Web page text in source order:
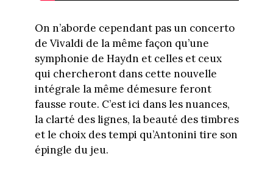
On n’aborde cependant pas un concerto
de Vivaldi de la même façon qu’une
symphonie de Haydn et celles et ceux
qui chercheront dans cette nouvelle
intégrale la même démesure feront
fausse route. C’est ici dans les nuances,
la clarté des lignes, la beauté des timbres
et le choix des tempi qu’Antonini tire son
épingle du jeu.